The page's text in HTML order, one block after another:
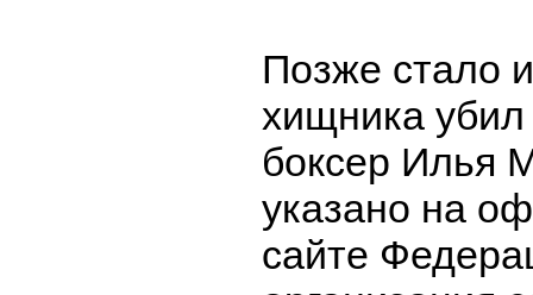
Позже стало
хищника
боксер Илья
указано на
сайте